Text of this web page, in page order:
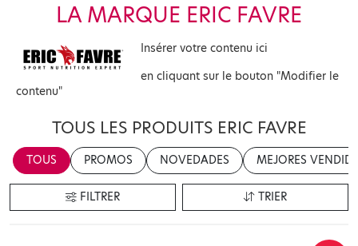
LA MARQUE ERIC FAVRE
Insérer votre contenu ici
en cliquant sur le bouton "Modifier le
contenu"
TOUS LES PRODUITS ERIC FAVRE
TOUS PROMOS NOVEDADES MEJORES
FILTRER TRIER